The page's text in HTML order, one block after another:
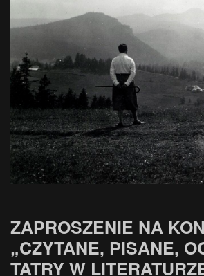
ZAPROSZENIE NA
„CZYTANE, PISANE,
TATRY W